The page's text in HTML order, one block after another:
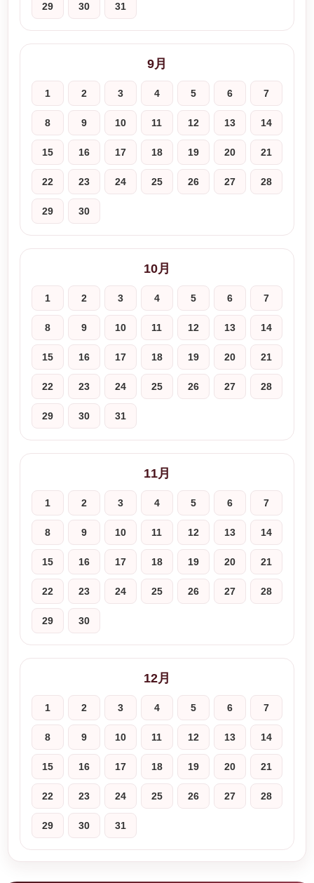
29 30 31
9月
1 2 3 4 5 6 7
8 9 10 11 12 13 14
15 16 17 18 19 20 21
22 23 24 25 26 27 28
29 30
10月
1 2 3 4 5 6 7
8 9 10 11 12 13 14
15 16 17 18 19 20 21
22 23 24 25 26 27 28
29 30 31
11月
1 2 3 4 5 6 7
8 9 10 11 12 13 14
15 16 17 18 19 20 21
22 23 24 25 26 27 28
29 30
12月
1 2 3 4 5 6 7
8 9 10 11 12 13 14
15 16 17 18 19 20 21
22 23 24 25 26 27 28
29 30 31